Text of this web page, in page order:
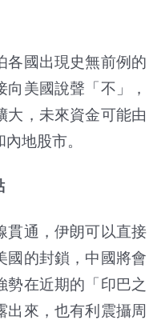
國出現史無前例的
美國說聲「不」，
大，未來資金可能由
地股市。
通，伊朗可以直接
國的封鎖，中國將會
勢在近期的「印巴之
出來，也有利震攝周